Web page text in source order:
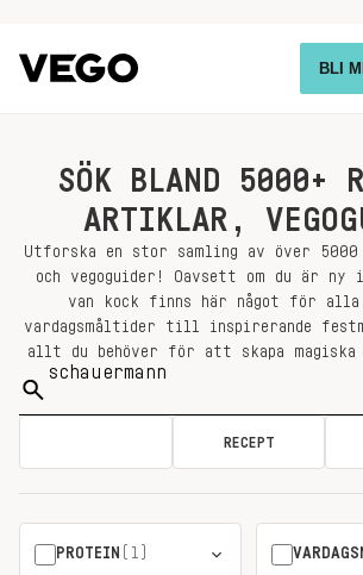
BLI
SÖK BLAND 5000+
ARTIKLAR,
Utforska en stor samling av över
och vegoguider! Oavsett om du är
van kock finns här något för
vardagsmåltider till inspirerande
allt du behöver för att skapa
Sök
på:
RECEPT
PROTEIN (1)